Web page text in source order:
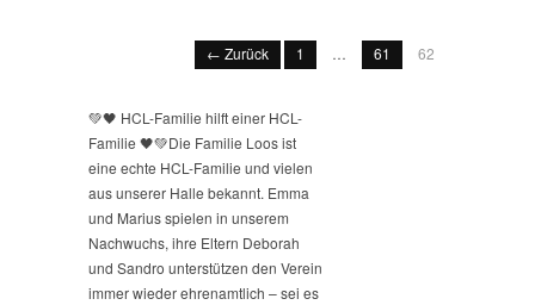
← Zurück 1 … 61 62
💚🖤 HCL-Familie hilft einer HCL-
Familie 🖤💚Die Familie Loos ist
eine echte HCL-Familie und vielen
aus unserer Halle bekannt. Emma
und Marius spielen in unserem
Nachwuchs, ihre Eltern Deborah
und Sandro unterstützen den Verein
immer wieder ehrenamtlich – sei es